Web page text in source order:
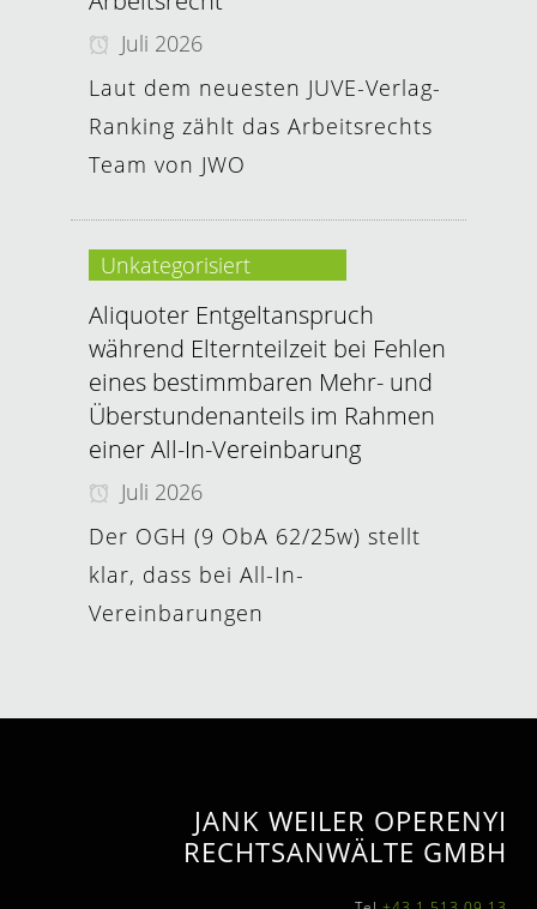
Juli 2026
Laut dem neuesten JUVE-Verlag-
Ranking zählt das Arbeitsrechts
Team von JWO
Unkategorisiert
Aliquoter Entgeltanspruch
während Elternteilzeit bei Fehlen
eines bestimmbaren Mehr- und
Überstundenanteils im Rahmen
einer All-In-Vereinbarung
Juli 2026
Der OGH (9 ObA 62/25w) stellt
klar, dass bei All-In-
Vereinbarungen
JANK WEILER OPERENYI
RECHTSANWÄLTE GMBH